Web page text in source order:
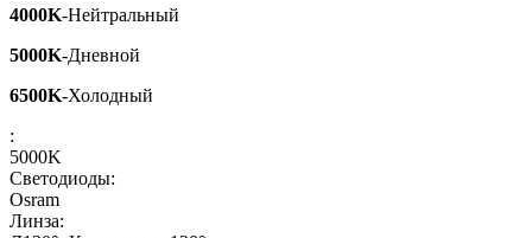
4000K-Нейтральный
5000K-Дневной
6500K-Холодный
:
5000K
Светодиоды:
Osram
Линза: